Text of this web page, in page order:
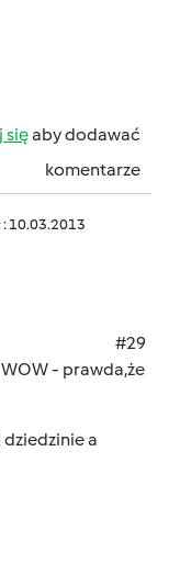
sięaby dodawać
komentarze
: 10.03.2013
#29
- prawda,że
a